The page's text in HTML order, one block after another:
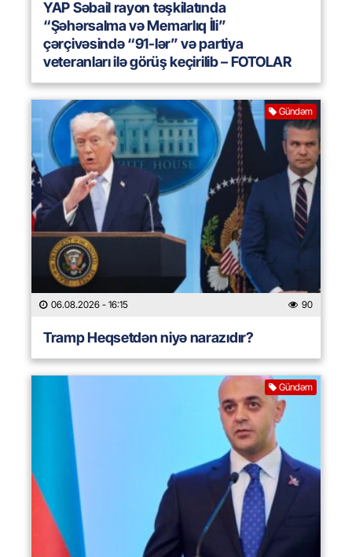
YAP Səbail rayon təşkilatında
“Şəhərsalma və Memarlıq İli”
çərçivəsində “91-lər” və partiya
veteranları ilə görüş keçirilib – FOTOLAR
Gündəm
06.08.2026 - 16:15 90
Tramp Heqsetdən niyə narazıdır?
Gündəm